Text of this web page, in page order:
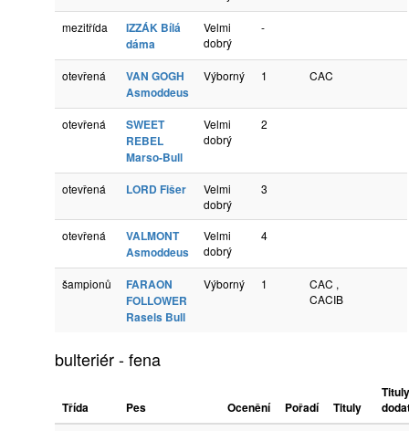
mezitřída
IZZÁK Bílá
dáma
Velmi
dobrý
-
otevřená
VAN GOGH
Asmoddeus
Výborný 1 CAC
otevřená
SWEET
REBEL
Marso-Bull
Velmi
dobrý
2
otevřená LORD Fišer
Velmi
dobrý
3
otevřená
VALMONT
Asmoddeus
Velmi
dobrý
4
šampionů
FARAON
FOLLOWER
Rasels Bull
Výborný 1
CAC ,
CACIB
bulteriér - fena
Třída Pes Ocenění Pořadí Tituly
Tituly